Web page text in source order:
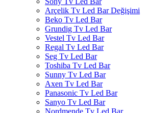
Arçelik Tv Led Bar Değişimi
Beko Tv Led Bar
Grundig Tv Led Bar
Vestel Tv Led Bar
Regal Tv Led Bar
Seg Tv Led Bar
Toshiba Tv Led Bar
Sunny Tv Led Bar
Axen Tv Led Bar
Panasonic Tv Led Bar
Sanyo Tv Led Bar